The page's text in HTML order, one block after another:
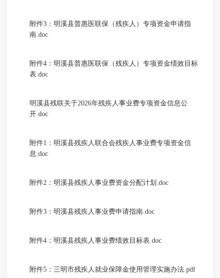
附件3：明溪县普惠医联保（残疾人）专项资金申请指
南.doc
附件4：明溪县普惠医联保（残疾人）专项资金绩效目标
表.doc
明溪县残联关于2026年残疾人事业费专项资金信息公
开.doc
附件1：明溪县残疾人联合会残疾人事业费专项资金信
息.doc
附件2：明溪县残疾人事业费资金分配计划.doc
附件3：明溪县残疾人事业费申请指南.doc
附件4：明溪县残疾人事业费绩效目标表.doc
附件5：三明市残疾人就业保障金使用管理实施办法.pdf